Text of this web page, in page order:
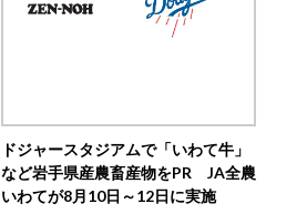
ドジャースタジアムで「いわて牛」
など岩手県産農畜産物をPR JA全農
いわてが8月10日～12日に実施